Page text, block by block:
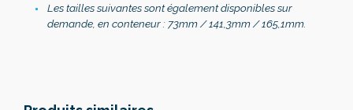
Les tailles suivantes sont également disponibles sur
demande, en conteneur : 73mm / 141,3mm / 165,1mm.